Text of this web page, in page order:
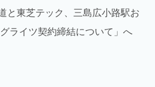
と東芝テック、三島広小路駅お
ライツ契約締結について」へ